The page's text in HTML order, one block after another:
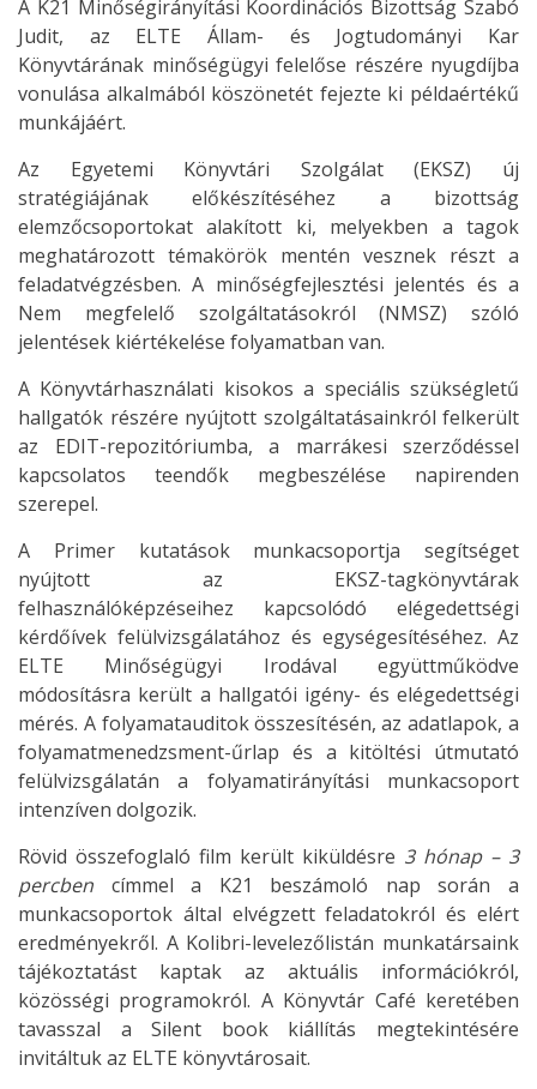
A K21 Minőségirányítási Koordinációs Bizottság Szabó
Judit, az ELTE Állam- és Jogtudományi Kar
Könyvtárának minőségügyi felelőse részére nyugdíjba
vonulása alkalmából köszönetét fejezte ki példaértékű
munkájáért.
Az Egyetemi Könyvtári Szolgálat (EKSZ) új
stratégiájának előkészítéséhez a bizottság
elemzőcsoportokat alakított ki, melyekben a tagok
meghatározott témakörök mentén vesznek részt a
feladatvégzésben. A minőségfejlesztési jelentés és a
Nem megfelelő szolgáltatásokról (NMSZ) szóló
jelentések kiértékelése folyamatban van.
A Könyvtárhasználati kisokos a speciális szükségletű
hallgatók részére nyújtott szolgáltatásainkról felkerült
az EDIT-repozitóriumba, a marrákesi szerződéssel
kapcsolatos teendők megbeszélése napirenden
szerepel.
A Primer kutatások munkacsoportja segítséget
nyújtott az EKSZ-tagkönyvtárak
felhasználóképzéseihez kapcsolódó elégedettségi
kérdőívek felülvizsgálatához és egységesítéséhez. Az
ELTE Minőségügyi Irodával együttműködve
módosításra került a hallgatói igény- és elégedettségi
mérés. A folyamatauditok összesítésén, az adatlapok, a
folyamatmenedzsment-űrlap és a kitöltési útmutató
felülvizsgálatán a folyamatirányítási munkacsoport
intenzíven dolgozik.
Rövid összefoglaló film került kiküldésre 3 hónap – 3
percben címmel a K21 beszámoló nap során a
munkacsoportok által elvégzett feladatokról és elért
eredményekről. A Kolibri-levelezőlistán munkatársaink
tájékoztatást kaptak az aktuális információkról,
közösségi programokról. A Könyvtár Café keretében
tavasszal a Silent book kiállítás megtekintésére
invitáltuk az ELTE könyvtárosait.